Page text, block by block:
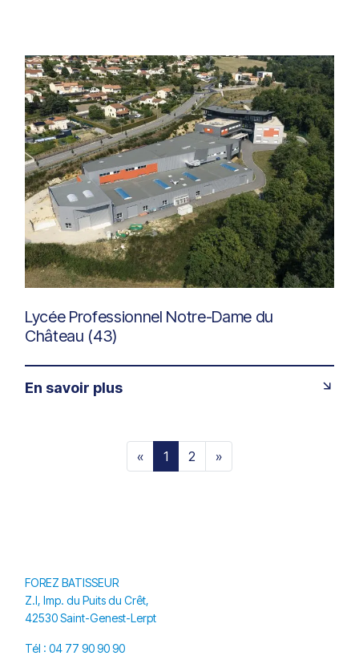
Lycée Professionnel Notre-Dame du
Château (43)
En savoir plus
« 1 2 »
FOREZ BATISSEUR
Z.I, Imp. du Puits du Crêt,
42530 Saint-Genest-Lerpt
Tél : 04 77 90 90 90